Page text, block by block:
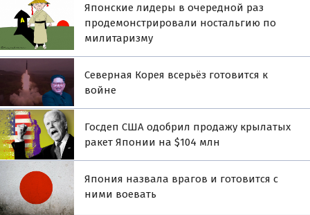
Японские лидеры в очередной раз
продемонстрировали ностальгию по
милитаризму
Северная Корея всерьёз готовится к
войне
Госдеп США одобрил продажу крылатых
ракет Японии на $104 млн
Япония назвала врагов и готовится с
ними воевать